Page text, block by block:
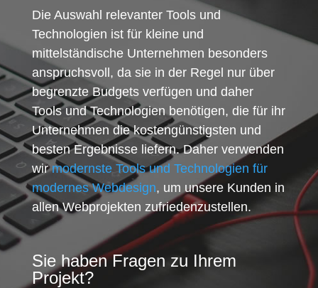
Die Auswahl relevanter Tools und
Technologien ist für kleine und
mittelständische Unternehmen besonders
anspruchsvoll, da sie in der Regel nur über
begrenzte Budgets verfügen und daher
Tools und Technologien benötigen, die für ihr
Unternehmen die kostengünstigsten und
besten Ergebnisse liefern. Daher verwenden
wirmodernste Tools und Technologien für
modernes Webdesign, um unsere Kunden in
allen Webprojekten zufriedenzustellen.
Sie haben Fragen zu Ihrem
Projekt?